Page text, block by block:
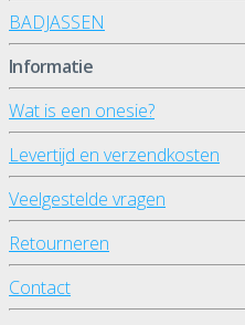
BADJASSEN
Informatie
Wat is een onesie?
Levertijd en verzendkosten
Veelgestelde vragen
Retourneren
Contact